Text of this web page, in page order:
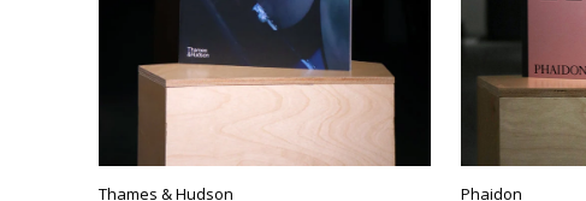
Thames & Hudson Phaidon